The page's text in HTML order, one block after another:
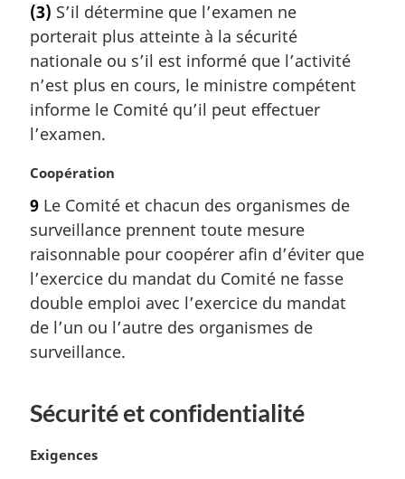
a
l
:
e
m
a
r
i
n
l
e
:
(3) S’il détermine que l’examen ne
porterait plus atteinte à la sécurité
nationale ou s’il est informé que l’activité
n’est plus en cours, le ministre compétent
informe le Comité qu’il peut effectuer
l’examen.
N
t
e
m
a
g
i
n
e
Coopération
9 Le Comité et chacun des organismes de
surveillance prennent toute mesure
raisonnable pour coopérer afin d’éviter que
l’exercice du mandat du Comité ne fasse
double emploi avec l’exercice du mandat
de l’un ou l’autre des organismes de
surveillance.
Sécurité et confidentialité
N
Exigences